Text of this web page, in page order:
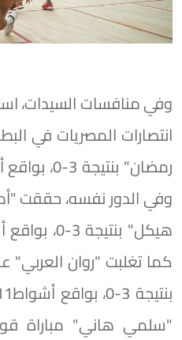
وفي منافسات السيدات،
انتصارات المصريات في
وفي الدور نفسه، حققت
كما تغلبت "روان العربي"
"سلمي هاني" مباراة